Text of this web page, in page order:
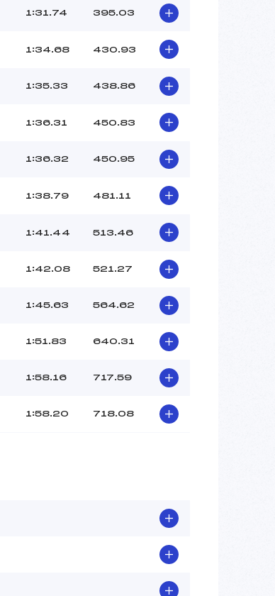
1:31.74 395.03
1:34.68 430.93
1:35.33 438.86
1:36.31 450.83
1:36.32 450.95
1:38.79 481.11
1:41.44 513.46
1:42.08 521.27
1:45.63 564.62
1:51.83 640.31
1:58.16 717.59
1:58.20 718.08